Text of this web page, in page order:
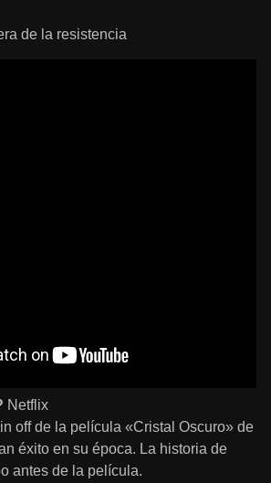
de la resistencia
Netflix
off de la película «Cristal Oscuro» de
éxito en su época. La historia de
antes de la película.